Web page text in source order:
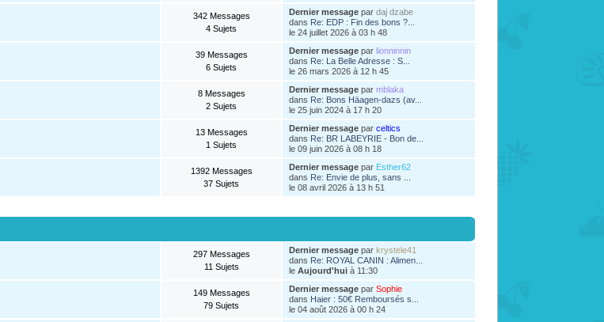
342 Messages
4 Sujets
Dernier messagepar daj dzabe
dans Re: EDP : Fin des bons ?...
le 24 juillet 2026 à 03 h 48
39 Messages
6 Sujets
Dernier messagepar lionninnin
dans Re: La Belle Adresse : S...
le 26 mars 2026 à 12 h 45
8 Messages
2 Sujets
Dernier messagepar mblaka
dans Re: Bons Häagen-dazs (av...
le 25 juin 2024 à 17 h 20
13 Messages
1 Sujets
Dernier messagepar celtics
dans Re: BR LABEYRIE - Bon de...
le 09 juin 2026 à 08 h 18
1392 Messages
37 Sujets
Dernier messagepar Esther62
dans Re: Envie de plus, sans ...
le 08 avril 2026 à 13 h 51
297 Messages
11 Sujets
Dernier messagepar krystele41
dans Re: ROYAL CANIN : Alimen...
le Aujourd'huià 11:30
149 Messages
79 Sujets
Dernier messagepar Sophie
dans Haier : 50€ Remboursés s...
le 04 août 2026 à 00 h 24